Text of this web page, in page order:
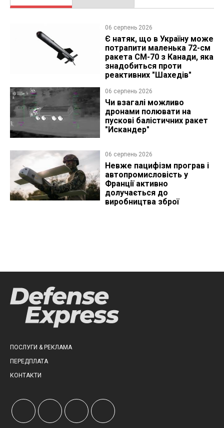
06 серпень 2026
Є натяк, що в Україну може
потрапити маленька 72-см
ракета CM-70 з Канади, яка
знадобиться проти
реактивних "Шахедів"
06 серпень 2026
Чи взагалі можливо
дронами полювати на
пускові балістичних ракет
"Искандер"
06 серпень 2026
Невже пацифізм програв і
автопромисловість у
Франції активно
долучається до
виробництва зброї
ПОСЛУГИ & РЕКЛАМА
ПЕРЕДПЛАТА
КОНТАКТИ